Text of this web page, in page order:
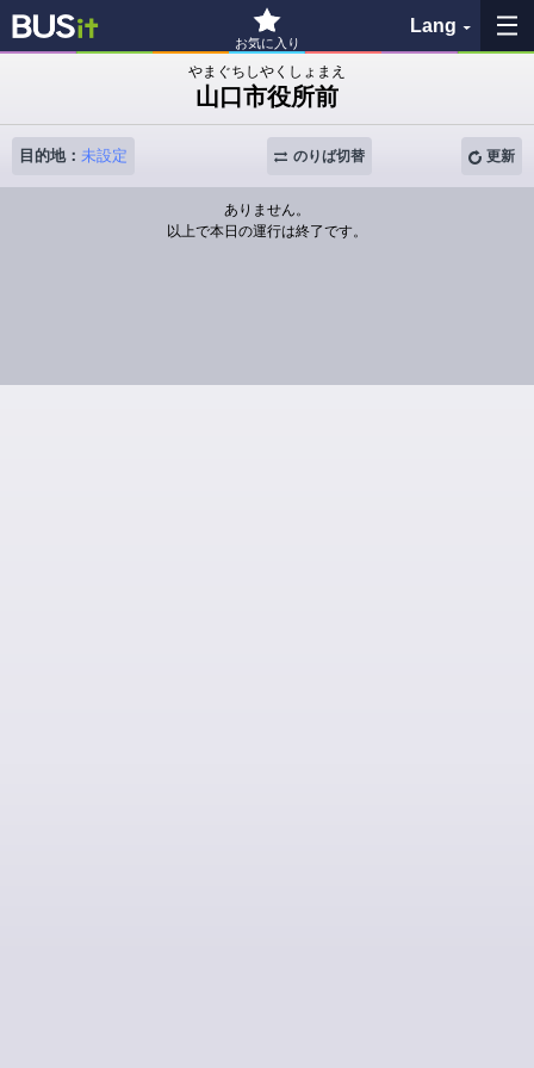
お気に入り
Lang
お気に入り
履歴
地図を見る
やまぐちしやくしょまえ
山口市役所前
目的地： 未設定 更新
のりば切替
ありません。
以上で本日の運行は終了です。